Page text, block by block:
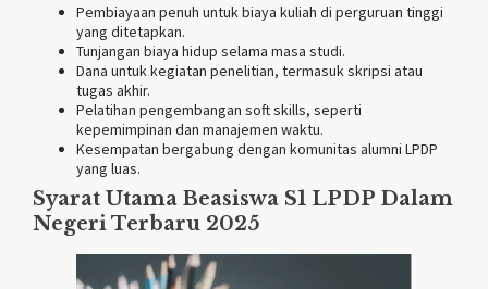
Pembiayaan penuh untuk biaya kuliah di perguruan tinggi
yang ditetapkan.
Tunjangan biaya hidup selama masa studi.
Dana untuk kegiatan penelitian, termasuk skripsi atau
tugas akhir.
Pelatihan pengembangan soft skills, seperti
kepemimpinan dan manajemen waktu.
Kesempatan bergabung dengan komunitas alumni LPDP
yang luas.
Syarat Utama Beasiswa S1 LPDP Dalam
Negeri Terbaru 2025